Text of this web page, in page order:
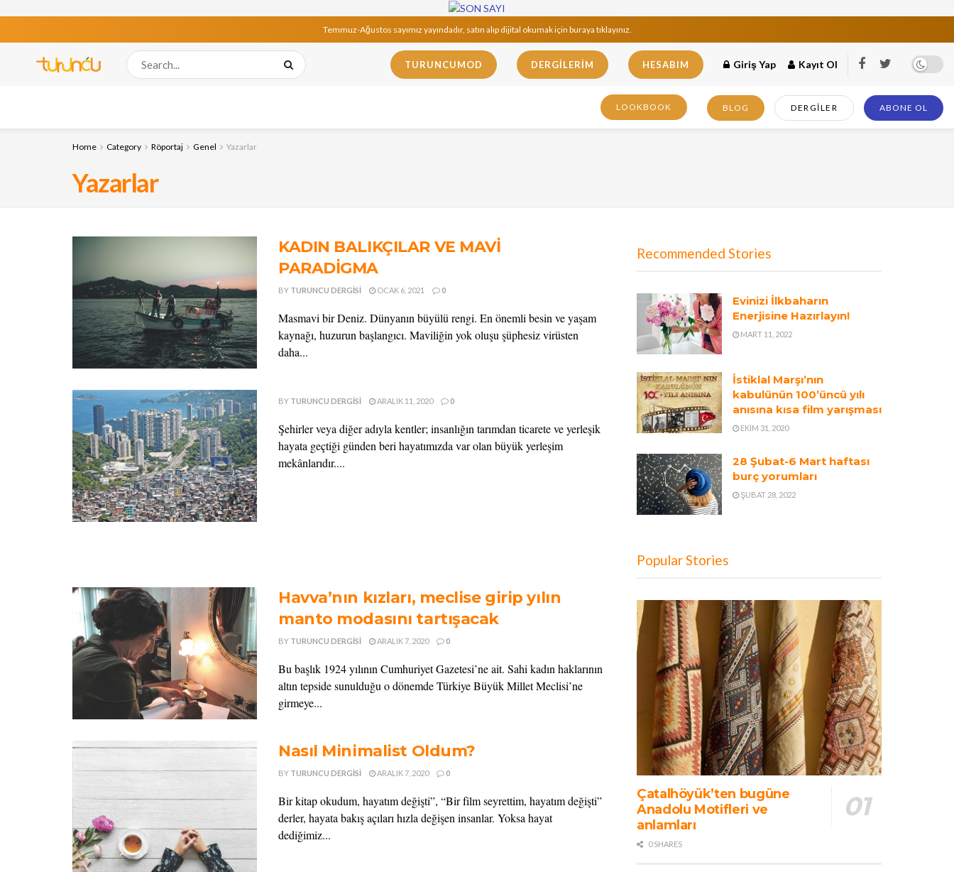
Temmuz-Ağustos sayımız yayındadır, satın alıp dijital okumak için buraya tıklayınız.
TURUNCUMOD DERGILERIM HESABIM Giriş Yap Kayıt Ol
LOOKBOOK BLOG DERGILER ABONE OL
Home Category Röportaj Genel Yazarlar
Yazarlar
KADIN BALIKÇILAR VE MAVİ
PARADİGMA
BY TURUNCU DERGISI OCAK 6, 2021 0
Masmavi bir Deniz. Dünyanın büyülü rengi. En önemli besin ve yaşam
kaynağı, huzurun başlangıcı. Maviliğin yok oluşu şüphesiz virüsten
daha...
BY TURUNCU DERGISI ARALIK 11, 2020 0
Şehirler veya diğer adıyla kentler; insanlığın tarımdan ticarete ve yerleşik
hayata geçtiği günden beri hayatımızda var olan büyük yerleşim
mekânlarıdır....
Havva’nın kızları, meclise girip yılın
manto modasını tartışacak
BY TURUNCU DERGISI ARALIK 7, 2020 0
Bu başlık 1924 yılının Cumhuriyet Gazetesi’ne ait. Sahi kadın haklarının
altın tepside sunulduğu o dönemde Türkiye Büyük Millet Meclisi’ne
girmeye...
Nasıl Minimalist Oldum?
BY TURUNCU DERGISI ARALIK 7, 2020 0
Bir kitap okudum, hayatım değişti”, “Bir film seyrettim, hayatım değişti”
derler, hayata bakış açıları hızla değişen insanlar. Yoksa hayat
dediğimiz...
Recommended Stories
Evinizi İlkbaharın
Enerjisine Hazırlayın!
MART 11, 2022
İstiklal Marşı’nın
kabulünün 100’üncü yılı
anısına kısa film yarışması
EKIM 31, 2020
28 Şubat-6 Mart haftası
burç yorumları
ŞUBAT 28, 2022
Popular Stories
Çatalhöyük’ten bugüne
Anadolu Motifleri ve
anlamları
0 SHARES